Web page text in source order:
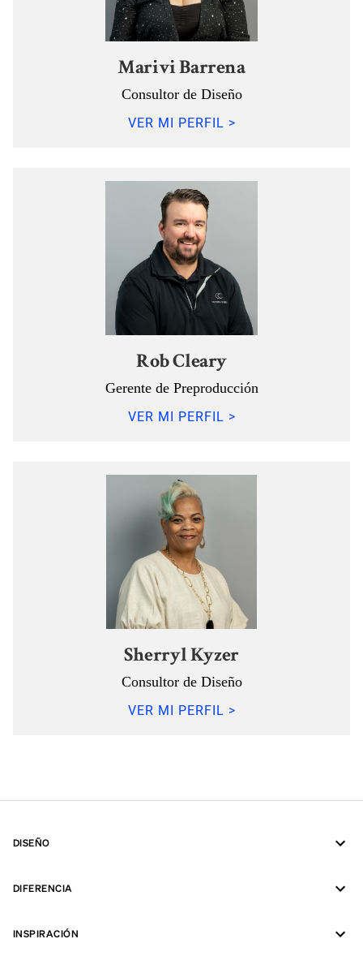
Marivi Barrena
Consultor de Diseño
VER MI PERFIL >
Rob Cleary
Gerente de Preproducción
VER MI PERFIL >
Sherryl Kyzer
Consultor de Diseño
VER MI PERFIL >
DISEÑO
DIFERENCIA
INSPIRACIÓN